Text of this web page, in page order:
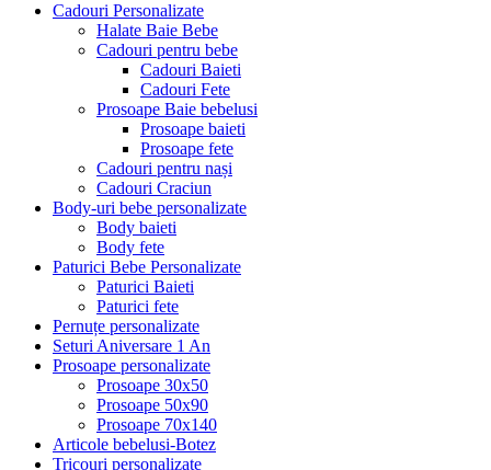
Cadouri Personalizate
Halate Baie Bebe
Cadouri pentru bebe
Cadouri Baieti
Cadouri Fete
Prosoape Baie bebelusi
Prosoape baieti
Prosoape fete
Cadouri pentru nași
Cadouri Craciun
Body-uri bebe personalizate
Body baieti
Body fete
Paturici Bebe Personalizate
Paturici Baieti
Paturici fete
Pernuțe personalizate
Seturi Aniversare 1 An
Prosoape personalizate
Prosoape 30x50
Prosoape 50x90
Prosoape 70x140
Articole bebelusi-Botez
Tricouri personalizate